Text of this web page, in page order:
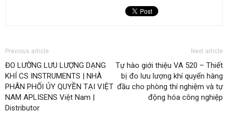
Previous article
ĐO LƯỜNG LƯU LƯỢNG DẠNG
KHÍ CS INSTRUMENTS | NHÀ
PHÂN PHỐI ỦY QUYỀN TẠI VIỆT
NAM APLISENS Việt Nam |
Distributor
Next article
Tự hào giới thiệu VA 520 – Thiết
bị đo lưu lượng khí quyển hàng
đầu cho phòng thí nghiệm và tự
động hóa công nghiệp